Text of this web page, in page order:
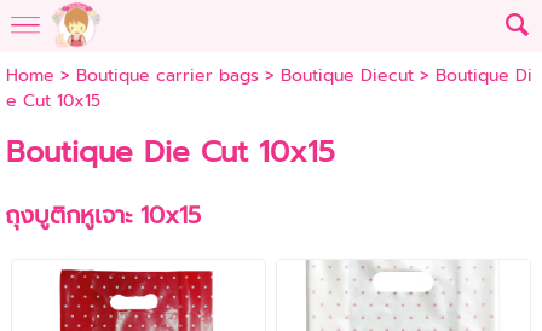
Home > Boutique carrier bags> Boutique Diecut> Boutique Di
e Cut 10x15
Boutique Die Cut 10x15
ถุงบูติกหูเจาะ 10x15